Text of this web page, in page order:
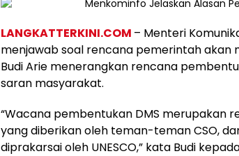
LANGKATTERKINI.COM – Menteri
menjawab soal rencana pemerintah akan
Budi Arie menerangkan rencana
saran masyarakat.
“Wacana pembentukan DMS merupakan
yang diberikan oleh teman-teman CSO,
diprakarsai oleh UNESCO,” kata Budi